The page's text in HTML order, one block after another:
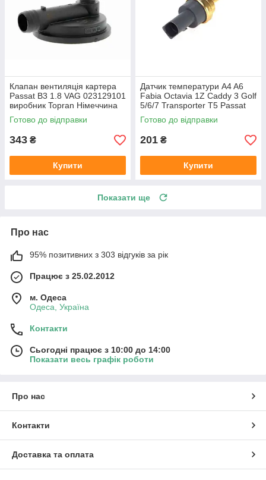
Клапан вентиляція картера
Passat B3 1.8 VAG 023129101
виробник Topran Німеччина
Готово до відправки
343 ₴
Купити
Датчик температури A4 A6
Fabia Octavia 1Z Caddy 3 Golf
5/6/7 Transporter T5 Passat
B6 (колір сірий)
Готово до відправки
201 ₴
Купити
Показати ще
Про нас
95% позитивних з 303 відгуків за рік
Працює з 25.02.2012
м. Одеса
Одеса, Україна
Контакти
Сьогодні працює з 10:00 до 14:00
Показати весь графік роботи
Про нас
Контакти
Доставка та оплата